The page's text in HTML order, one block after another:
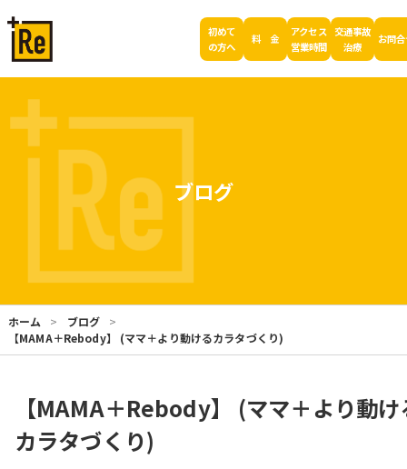
初めて
の方へ
料 金
アクセス
営業時間
交通事故
治療
お問
ブログ
ホーム
ブログ
【MAMA＋Rebody】 (ママ＋より動けるカラタづくり)
【MAMA＋Rebody】 (ママ＋より動け
カラタづくり)